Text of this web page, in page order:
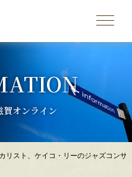
賀オンライン
リスト、ケイコ・リーのジャズコンサ